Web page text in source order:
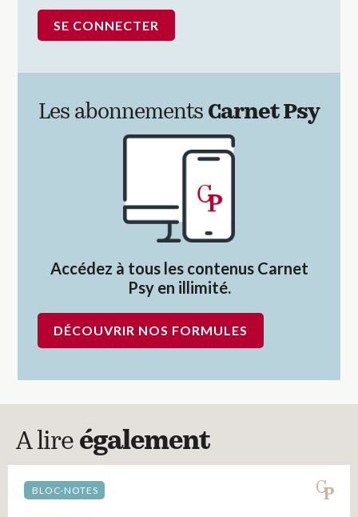
Les abonnements Carnet Psy
Accédez à tous les contenus Carnet
Psy en illimité.
DÉCOUVRIR NOS FORMULES
A lire également
BLOC-NOTES